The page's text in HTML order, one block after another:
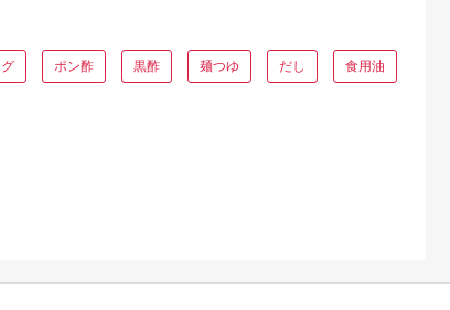
ポン酢 黒酢 麺つゆ だし 食用油